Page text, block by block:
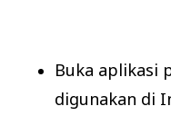
Buka aplikasi
digunakan di